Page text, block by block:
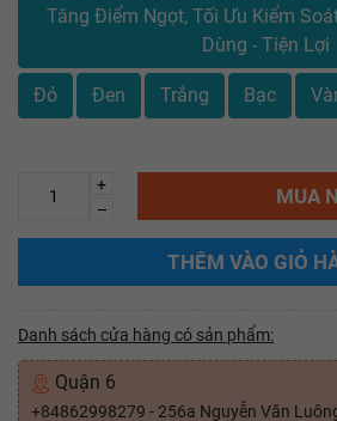
Tăng Điểm Ngọt, Tối Ưu Kiểm
Dùng - Tiện Lợi
Đỏ Đen Trắng Bạc
+
–
MUA
THÊM VÀO GIỎ
Danh sách cửa hàng có sản phẩm:
Quận 6
+84862998279 - 256a Nguyễn Văn